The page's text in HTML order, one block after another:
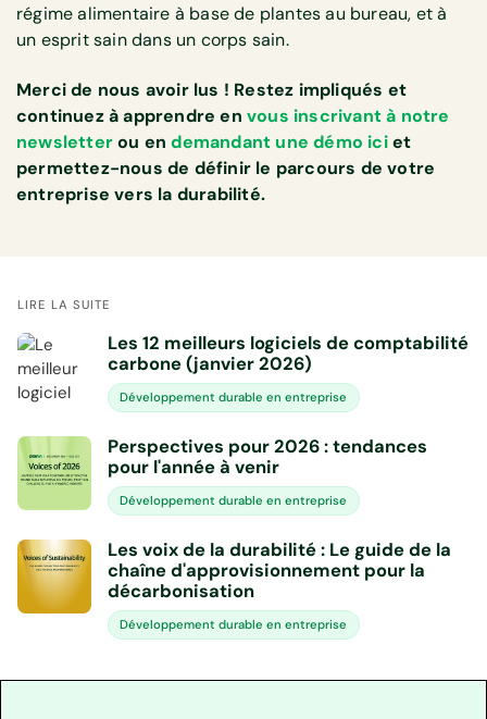
régime alimentaire à base de plantes au bureau, et à
un esprit sain dans un corps sain.
Merci de nous avoir lus ! Restez impliqués et
continuez à apprendre en vous inscrivant à notre
newsletterou endemandant une démo iciet
permettez-nous de définir le parcours de votre
entreprise vers la durabilité.
LIRE LA SUITE
Les 12 meilleurs logiciels de comptabilité
carbone (janvier 2026)
Développement durable en entreprise
Perspectives pour 2026 : tendances
pour l'année à venir
Développement durable en entreprise
Les voix de la durabilité : Le guide de la
chaîne d'approvisionnement pour la
décarbonisation
Développement durable en entreprise